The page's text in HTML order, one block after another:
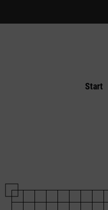
Start